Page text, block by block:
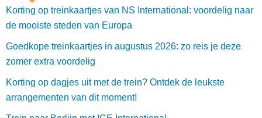
Korting op treinkaartjes van NS International: voordelig naar
de mooiste steden van Europa
Goedkope treinkaartjes in augustus 2026: zo reis je deze
zomer extra voordelig
Korting op dagjes uit met de trein? Ontdek de leukste
arrangementen van dit moment!